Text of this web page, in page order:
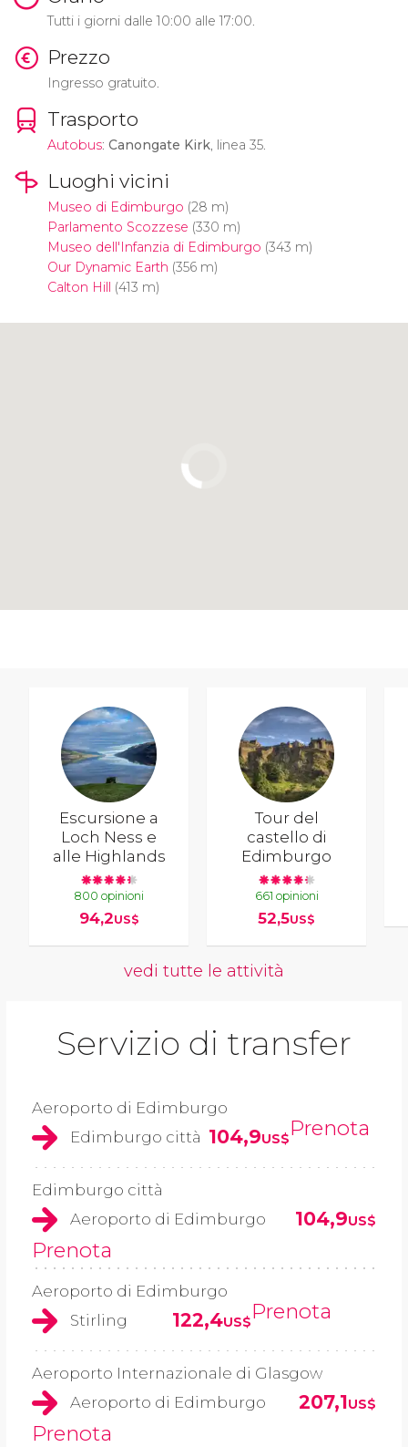
Tutti i giorni dalle 10:00 alle 17:00.
Prezzo
Ingresso gratuito.
Trasporto
Autobus: Canongate Kirk, linea 35.
Luoghi vicini
Museo di Edimburgo (28 m)
Parlamento Scozzese (330 m)
Museo dell'Infanzia di Edimburgo (343 m)
Our Dynamic Earth (356 m)
Calton Hill (413 m)
Escursione a
Loch Ness e
alle Highlands
800 opinioni
94,2US$
Tour del
castello di
Edimburgo
661 opinioni
52,5US$
vedi tutte le attività
Servizio di transfer
Aeroporto di Edimburgo
Edimburgo città 104,9US$Prenota
Edimburgo città
Aeroporto di Edimburgo
104,9US$
Prenota
Aeroporto di Edimburgo
Stirling
122,4US$Prenota
Aeroporto Internazionale di Glasgow
Aeroporto di Edimburgo
207,1US$
Prenota